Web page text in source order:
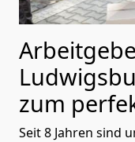
zum
Seit 8 Jahren sind